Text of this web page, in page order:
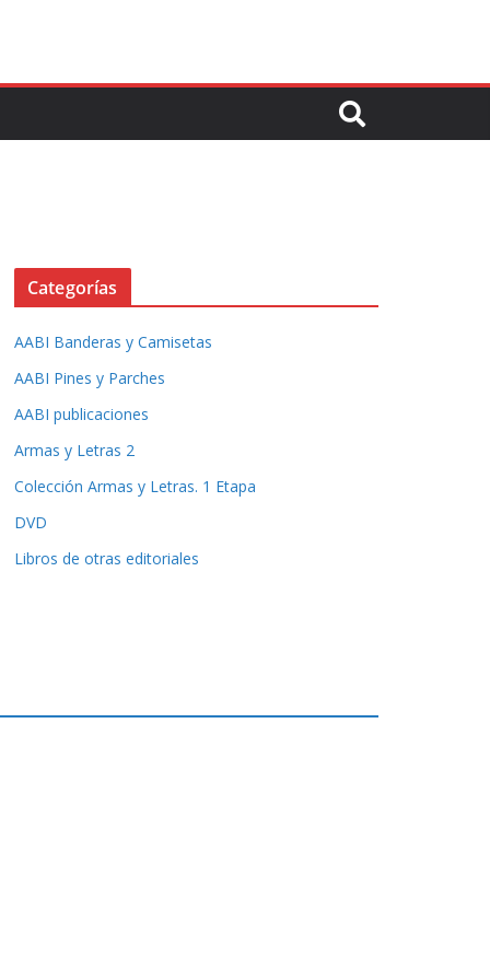
Categorías
AABI Banderas y Camisetas
AABI Pines y Parches
AABI publicaciones
Armas y Letras 2
Colección Armas y Letras. 1 Etapa
DVD
Libros de otras editoriales